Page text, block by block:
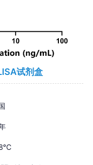
试剂盒
8℃